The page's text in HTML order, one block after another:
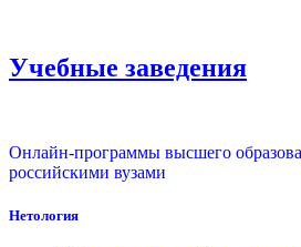
Учебные заведения
Онлайн-программы высшего
российскими вузами
Нетология